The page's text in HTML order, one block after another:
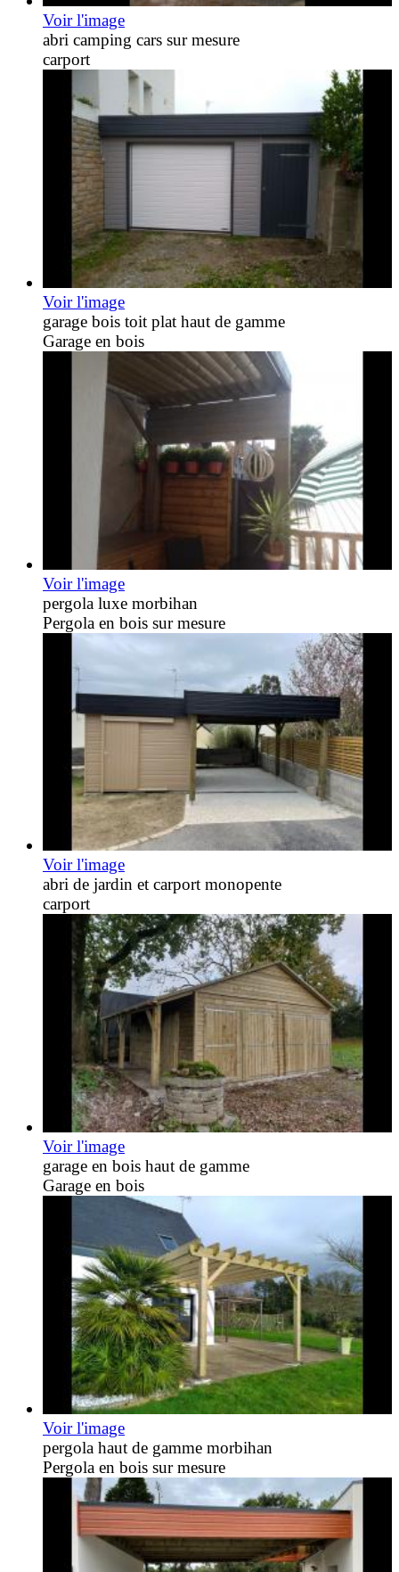
Voir l'image
abri camping cars sur mesure
carport
Voir l'image
garage bois toit plat haut de gamme
Garage en bois
Voir l'image
pergola luxe morbihan
Pergola en bois sur mesure
Voir l'image
abri de jardin et carport monopente
carport
Voir l'image
garage en bois haut de gamme
Garage en bois
Voir l'image
pergola haut de gamme morbihan
Pergola en bois sur mesure